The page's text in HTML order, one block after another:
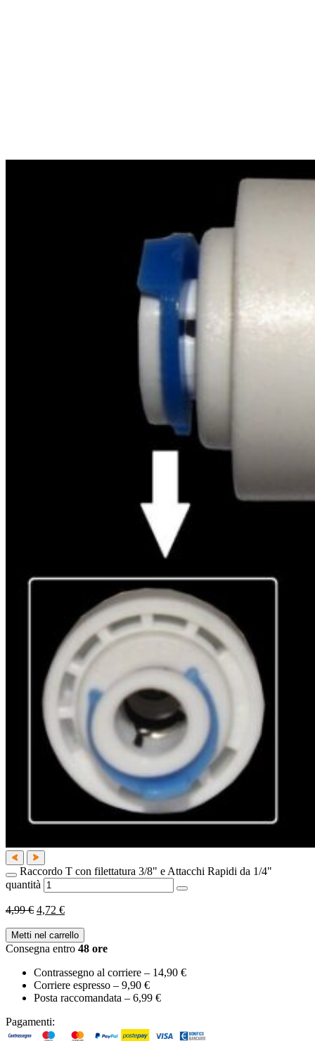
Raccordo T con filettatura 3/8" e Attacchi Rapidi da 1/4"
quantità
4,99 € 4,72 €
Metti nel carrello
Consegna entro 48 ore
Contrassegno al corriere – 14,90 €
Corriere espresso – 9,90 €
Posta raccomandata – 6,99 €
Pagamenti: